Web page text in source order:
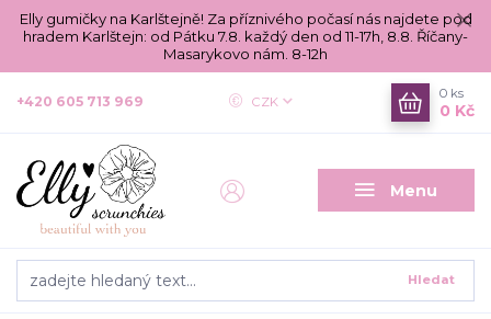
Elly gumičky na Karlštejně! Za příznivého počasí nás najdete pod
hradem Karlštejn: od Pátku 7.8. každý den od 11-17h, 8.8. Říčany-
Masarykovo nám. 8-12h
Menu
CZK
Hledat
+420 605 713 969
0 ks
0 Kč